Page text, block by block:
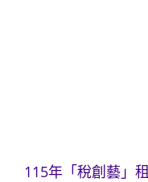
115年「稅創藝」